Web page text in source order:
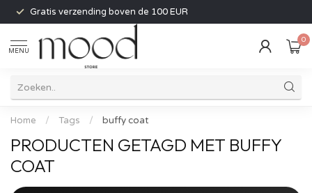
Gratis verzending boven de 100 EUR
MENU
0
Home / Tags / buffy coat
PRODUCTEN GETAGD MET BUFFY
COAT